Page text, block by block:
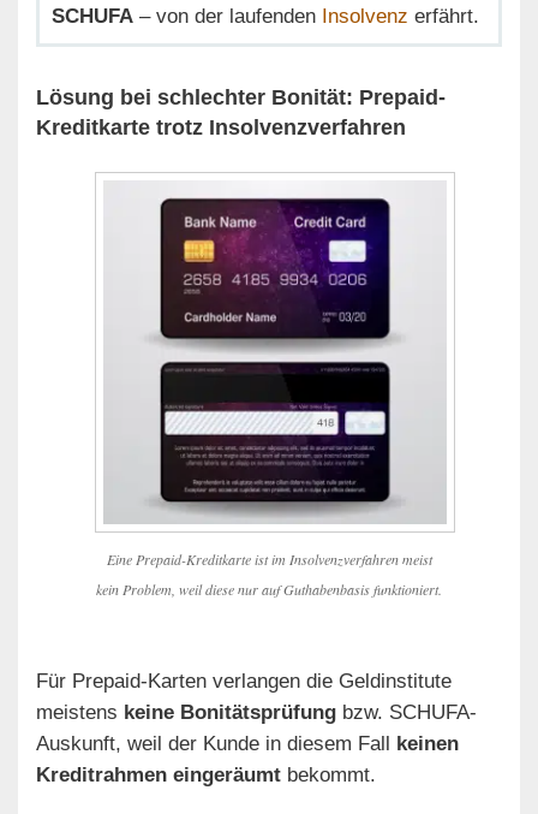
SCHUFA – von der laufenden Insolvenz erfährt.
Lösung bei schlechter Bonität: Prepaid-
Kreditkarte trotz Insolvenzverfahren
Eine Prepaid-Kreditkarte ist im Insolvenzverfahren meist
kein Problem, weil diese nur auf Guthabenbasis funktioniert.
Für Prepaid-Karten verlangen die Geldinstitute
meistens keine Bonitätsprüfung bzw. SCHUFA-
Auskunft, weil der Kunde in diesem Fall
keinen
Kreditrahmen eingeräumt bekommt.